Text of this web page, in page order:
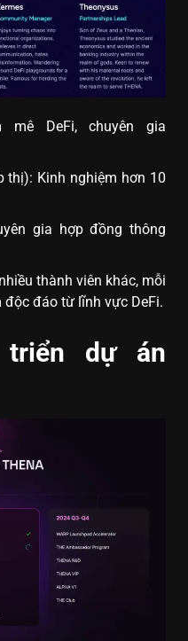
mê DeFi, chuyên gia
thị): Kinh nghiệm hơn 10
gia hợp đồng thông
thành viên khác, mỗi
đáo từ lĩnh vực DeFi.
dự án